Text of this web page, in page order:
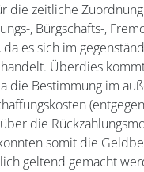
die zeitliche
, Bürgschafts-,
es sich im
Überdies
die Bestimmung im
die
somit die
geltend gemacht